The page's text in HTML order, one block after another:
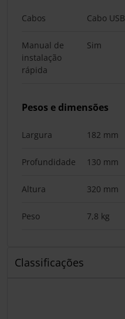
Cabos Cabo USB
Manual de
instalação
rápida
Sim
Pesos e dimensões
Largura 182 mm
Profundidade 130 mm
Altura 320 mm
Peso 7,8 kg
Classificações